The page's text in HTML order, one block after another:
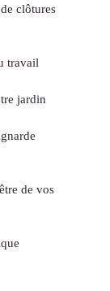
clôtures
travail
jardin
de vos